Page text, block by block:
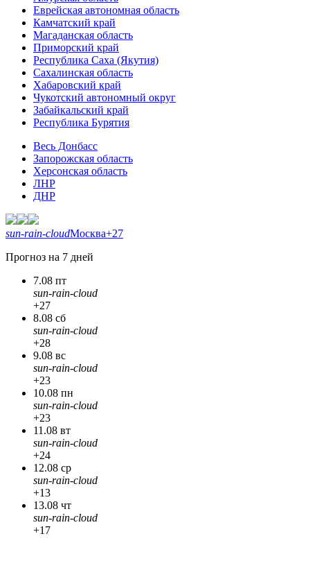
Еврейская автономная область
Камчатский край
Магаданская область
Приморский край
Республика Саха (Якутия)
Сахалинская область
Хабаровский край
Чукотский автономный округ
Забайкальский край
Республика Бурятия
Весь Донбасс
Запорожская область
Херсонская область
ЛНР
ДНР
sun-rain-cloudМосква+27
Прогноз на 7 дней
7.08 пт
sun-rain-cloud
+27
8.08 сб
sun-rain-cloud
+28
9.08 вс
sun-rain-cloud
+23
10.08 пн
sun-rain-cloud
+23
11.08 вт
sun-rain-cloud
+24
12.08 ср
sun-rain-cloud
+13
13.08 чт
sun-rain-cloud
+17